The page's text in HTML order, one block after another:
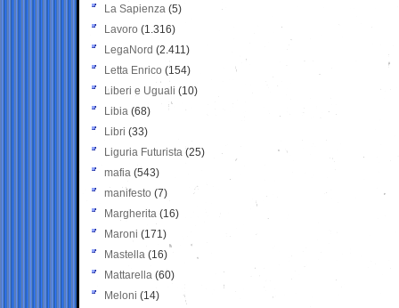
La Sapienza (5)
Lavoro (1.316)
LegaNord (2.411)
Letta Enrico (154)
Liberi e Uguali (10)
Libia (68)
Libri (33)
Liguria Futurista (25)
mafia (543)
manifesto (7)
Margherita (16)
Maroni (171)
Mastella (16)
Mattarella (60)
Meloni (14)